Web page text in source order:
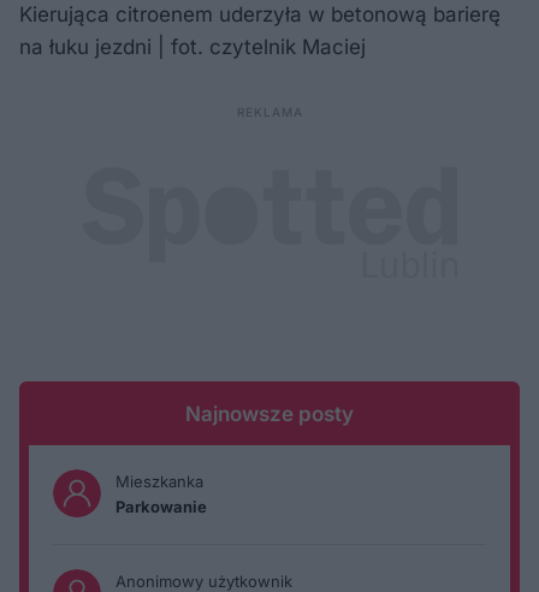
Kierująca citroenem uderzyła w betonową barierę
na łuku jezdni | fot. czytelnik Maciej
Najnowsze posty
Mieszkanka
Parkowanie
Anonimowy użytkownik